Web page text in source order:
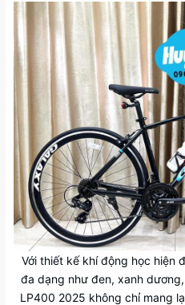
Với thiết kế khí động học hiện
đa dạng như đen, xanh
LP400 2025 không chỉ mang